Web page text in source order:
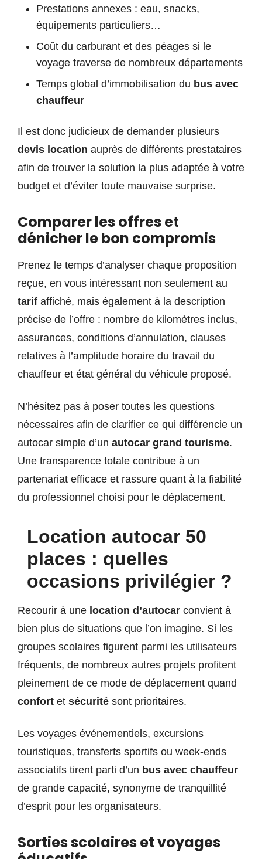
Prestations annexes : eau, snacks,
équipements particuliers…
Coût du carburant et des péages si le
voyage traverse de nombreux départements
Temps global d’immobilisation du bus avec
chauffeur
Il est donc judicieux de demander plusieurs
devis location auprès de différents prestataires
afin de trouver la solution la plus adaptée à votre
budget et d’éviter toute mauvaise surprise.
Comparer les offres et
dénicher le bon compromis
Prenez le temps d’analyser chaque proposition
reçue, en vous intéressant non seulement au
tarif affiché, mais également à la description
précise de l’offre : nombre de kilomètres inclus,
assurances, conditions d’annulation, clauses
relatives à l’amplitude horaire du travail du
chauffeur et état général du véhicule proposé.
N’hésitez pas à poser toutes les questions
nécessaires afin de clarifier ce qui différencie un
autocar simple d’un autocar grand tourisme.
Une transparence totale contribue à un
partenariat efficace et rassure quant à la fiabilité
du professionnel choisi pour le déplacement.
Location autocar 50
places : quelles
occasions privilégier ?
Recourir à une location d’autocar convient à
bien plus de situations que l’on imagine. Si les
groupes scolaires figurent parmi les utilisateurs
fréquents, de nombreux autres projets profitent
pleinement de ce mode de déplacement quand
confort et sécurité sont prioritaires.
Les voyages événementiels, excursions
touristiques, transferts sportifs ou week-ends
associatifs tirent parti d’un bus avec chauffeur
de grande capacité, synonyme de tranquillité
d’esprit pour les organisateurs.
Sorties scolaires et voyages